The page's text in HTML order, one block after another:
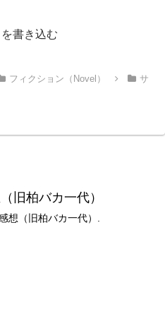
書き込む
フィクション（Novel）
サ
旧柏バカ一代）
想（旧柏バカ一代）.